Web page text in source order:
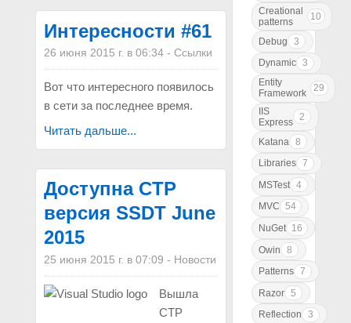
Интересности #61
26 июня 2015 г. в 06:34- Ссылки
Вот что интересного появилось
в сети за последнее время.
Читать дальше...
Доступна CTP
версия SSDT June
2015
25 июня 2015 г. в 07:09 - Новости
Вышла
CTP
Creational
patterns
10
Debug
3
Dynamic 3
Entity
Framework
29
IIS
Express
2
Katana
8
Libraries 7
MSTest 4
MVC 54
NuGet 16
Owin
8
Patterns 7
Razor 5
Reflection
3